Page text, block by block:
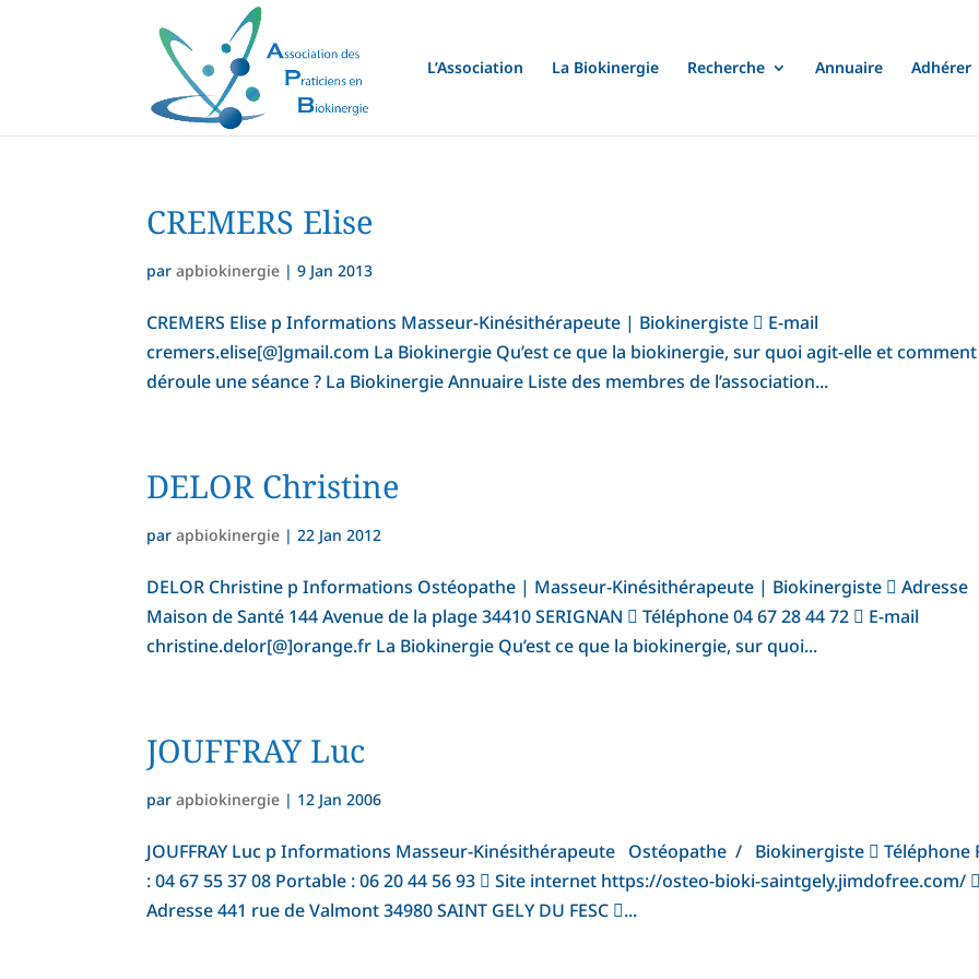
L’Association La Biokinergie Recherche Annuaire Adhérer
CREMERS Elise
parapbiokinergie |9 Jan 2013
CREMERS Elise p Informations Masseur-Kinésithérapeute | Biokinergiste  E-mail
cremers.elise[@]gmail.com La Biokinergie Qu’est ce que la biokinergie, sur quoi agit-elle et
déroule une séance ? La Biokinergie Annuaire Liste des membres de l’association...
DELOR Christine
parapbiokinergie |22 Jan 2012
DELOR Christine p Informations Ostéopathe | Masseur-Kinésithérapeute | Biokinergiste  Adresse
Maison de Santé 144 Avenue de la plage 34410 SERIGNAN  Téléphone 04 67 28 44 72  E-mail
christine.delor[@]orange.fr La Biokinergie Qu’est ce que la biokinergie, sur quoi...
JOUFFRAY Luc
parapbiokinergie | 12 Jan 2006
JOUFFRAY Luc p Informations Masseur-Kinésithérapeute Ostéopathe / Biokinergiste  Téléphone
: 04 67 55 37 08 Portable : 06 20 44 56 93  Site internet https://osteo-bioki-saintgely.jimdofree.com/ 
Adresse 441 rue de Valmont 34980 SAINT GELY DU FESC ...